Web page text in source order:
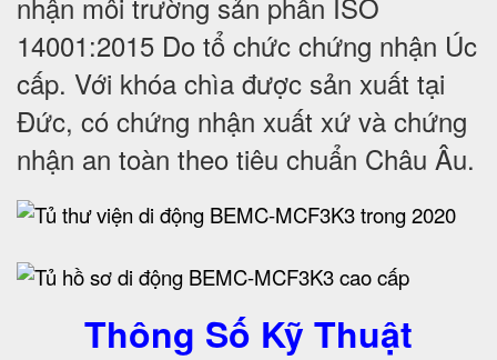
14001:2015 Do tổ chức chứng nhận Úc
cấp. Với khóa chìa được sản xuất tại
Đức, có chứng nhận xuất xứ và chứng
nhận an toàn theo tiêu chuẩn Châu Âu.
Thông Số Kỹ Thuật